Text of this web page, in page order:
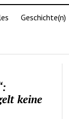
Geschichte(n)
keine